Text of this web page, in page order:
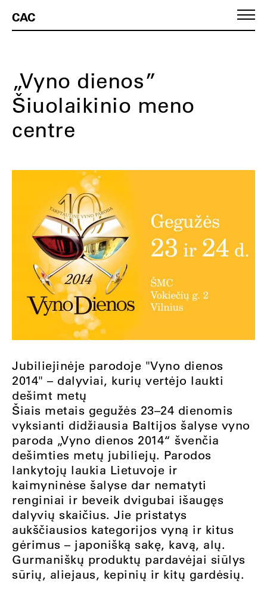
CAC
„Vyno dienos”
Šiuolaikinio meno
centre
Jubiliejinėje parodoje "Vyno dienos
2014" – dalyviai, kurių vertėjo laukti
dešimt metų
Šiais metais gegužės 23–24 dienomis
vyksianti didžiausia Baltijos šalyse vyno
paroda „Vyno dienos 2014“ švenčia
dešimties metų jubiliejų. Parodos
lankytojų laukia Lietuvoje ir
kaimyninėse šalyse dar nematyti
renginiai ir beveik dvigubai išaugęs
dalyvių skaičius. Jie pristatys
aukščiausios kategorijos vyną ir kitus
gėrimus – japonišką sakę, kavą, alų.
Gurmaniškų produktų pardavėjai siūlys
sūrių, aliejaus, kepinių ir kitų gardėsių.